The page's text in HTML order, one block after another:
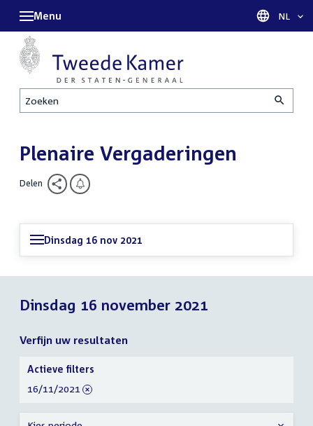
Zoeken
Menu Taal
NL
Plenaire Vergaderingen
Delen
Dinsdag 16 nov 2021
Dinsdag 16 november 2021
Verfijn uw resultaten
Verfijn
uw
resultaten
Actieve filters
verwijder
16/11/2021